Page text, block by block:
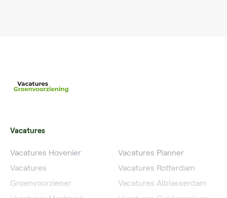
Vacatures
Vacatures Hovenier
Vacatures
Groenvoorziener
Vacatures Planner
Vacatures Rotterdam
Vacatures Alblasserdam